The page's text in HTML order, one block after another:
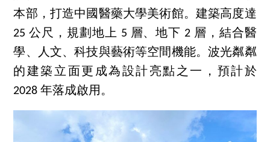
本部，打造中國醫藥大學美術館。建築高度達
25 公尺，規劃地上 5 層、地下 2 層，結合醫
學、人文、科技與藝術等空間機能。波光粼粼
的建築立面更成為設計亮點之一，預計於
2028 年落成啟用。